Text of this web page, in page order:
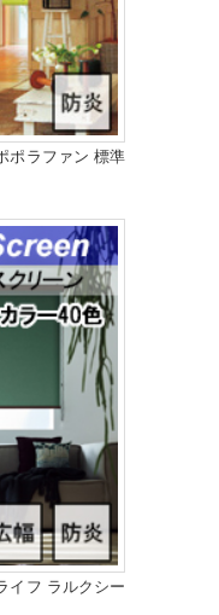
ポラファン 標準
イフ ラルクシー